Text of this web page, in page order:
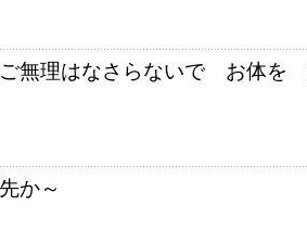
無理はなさらないで お体を
か～